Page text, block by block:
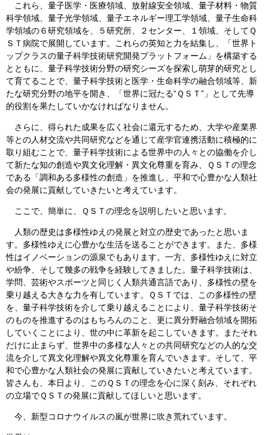
これら、量子医学・医療領域、放射線安全領域、量子材料・物質
科学領域、量子光学領域、量子エネルギー理工学領域、量子生命科
学領域の６研究領域を、５研究所、２センター、１領域、そしてＱ
ＳＴ病院で展開しています。これらの英知と力を結集し、「世界ト
ップクラスの量子科学技術研究開発プラットフォーム」を構築する
とともに、量子科学技術分野の研究シーズを探索し萌芽的研究とし
て育てることで、量子科学技術と医学・生命科学の融合領域等、新
たな研究分野の地平を開き、「世界に冠たる“ＱＳＴ”」として先導
的役割を果たしていかなければなりません。
さらに、得られた成果を広く社会に還元するため、大学や産業界
等との人材交流や共同研究などを通じて産学官連携活動に積極的に
取り組むことで、量子科学技術による世界中の人々との協働を介し
て新たな知の創造や異文化理解・異文化尊重を育み、ＱＳＴの理念
である「調和ある多様性の創造」を推進し、平和で心豊かな人類社
会の発展に貢献していきたいと考えています。
ここで、簡単に、ＱＳＴの理念を説明したいと思います。
人類の歴史は多様性ゆえの発展と対立の歴史であったと思いま
す。多様性ゆえに心豊かな生活を送ることができます。また、多様
性はイノベーションの源泉でもあります。一方、多様性ゆえに対立
や紛争、そして幾多の戦争を経験してきました。量子科学技術は、
学問、芸術やスポーツと同じく人類共通言語であり、多様性の壁を
乗り越える大きな力を有しています。ＱＳＴでは、この多様性の壁
を、量子科学技術を介して乗り越えることにより、量子科学技術そ
のものを推進するのはもちろんのこと、更に異分野融合領域を開拓
していくことにより、世の中に革新を起こしていきます。またそれ
だけに止まらず、世界中の多様な人々との共同研究などの人的な交
流を介して異文化理解や異文化尊重を育んでいきます。そして、平
和で心豊かな人類社会の発展に貢献していきたいと考えています。
皆さんも、本日より、このＱＳＴの理念を心に深く刻み、それぞれ
の立場でＱＳＴの発展に貢献してほしいと思います。
今、新型コロナウイルスの嵐が世界に吹き荒れています。